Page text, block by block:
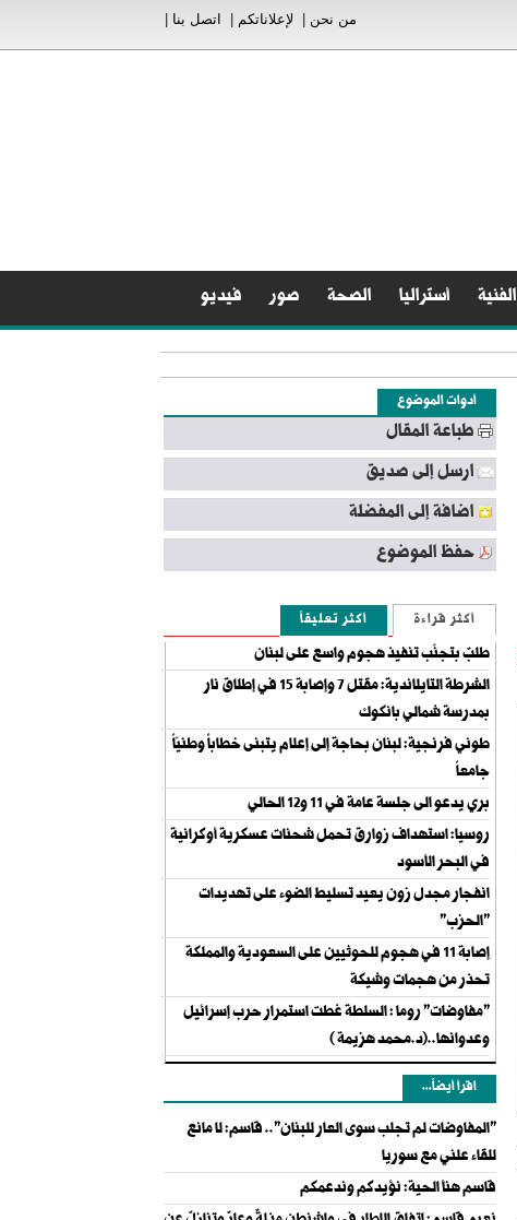
من نحن لإعلاناتكم اتصل بنا
الفنية أستراليا الصحة صور فيديو
أدوات الموضوع
طباعة المقال
ارسل إلى صديق
اضافة إلى المفضلة
حفظ الموضوع
أكثر قراءة أكثر تعليقاً
طلبٌ بتجنّب تنفيذ هجوم واسع على لبنان
الشرطة التايلاندية: مقتل 7 وإصابة 15 في إطلاق نار
بمدرسة شمالي بانكوك
طوني فرنجية: لبنان بحاجة إلى إعلام يتبنى خطاباً وطنيّاً
جامعاً
بري يدعو الى جلسة عامة في 11 و12 الحالي
روسيا: استهداف زوارق تحمل شحنات عسكرية أوكرانية
في البحر الأسود
انفجار مجدل زون يعيد تسليط الضوء على تهديدات
"الحزب"
إصابة 11 في هجوم للحوثيين على السعودية والمملكة
تحذر من هجمات وشيكة
"مفاوضات" روما : السلطة غطت استمرار حرب إسرائيل
وعدوانها..(د.محمد هزيمة )
اقرأ أيضاً...
"المفاوضات لم تجلب سوى العار للبنان".. قاسم: لا مانع
للقاء علني مع سوريا
قاسم هنأ الحية: نؤيدكم وندعمكم